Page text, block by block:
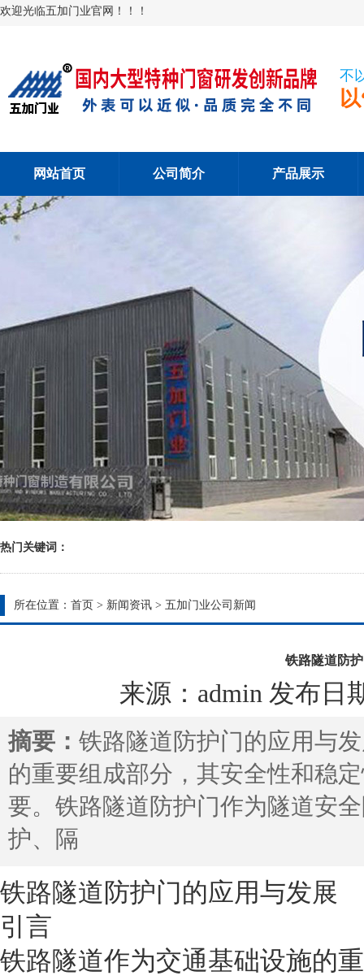
欢迎光临五加门业官网！！！
不
网站首页 公司简介 产品展示
热门关键词：
所在位置： 首页 > 新闻资讯 > 五加门业公司新闻
铁路隧道防
来源：admin 发布日
摘要： 铁路隧道防护门的应用与
的重要组成部分，其安全性和稳
要。铁路隧道防护门作为隧道安
护、隔
铁路隧道防护门的应用与发展
引言
铁路隧道作为交通基础设施的